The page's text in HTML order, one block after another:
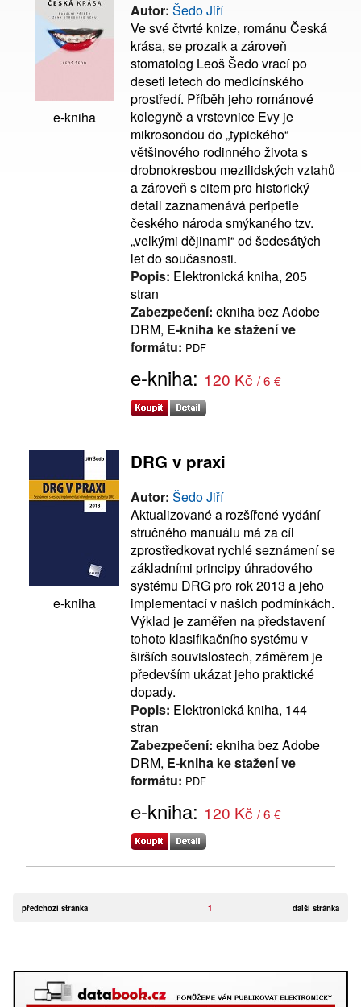
e-kniha
Autor: Šedo Jiří
Ve své čtvrté knize, románu Česká
krása, se prozaik a zároveň
stomatolog Leoš Šedo vrací po
deseti letech do medicínského
prostředí. Příběh jeho románové
kolegyně a vrstevnice Evy je
mikrosondou do „typického“
většinového rodinného života s
drobnokresbou mezilidských vztahů
a zároveň s citem pro historický
detail zaznamenává peripetie
českého národa smýkaného tzv.
„velkými dějinami“ od šedesátých
let do současnosti.
Popis: Elektronická kniha, 205
stran
Zabezpečení: ekniha bez Adobe
DRM, E-kniha ke stažení ve
formátu: PDF
e-kniha: 120 Kč / 6 €
e-kniha
DRG v praxi
Autor: Šedo Jiří
Aktualizované a rozšířené vydání
stručného manuálu má za cíl
zprostředkovat rychlé seznámení se
základními principy úhradového
systému DRG pro rok 2013 a jeho
implementací v našich podmínkách.
Výklad je zaměřen na představení
tohoto klasifikačního systému v
širších souvislostech, záměrem je
především ukázat jeho praktické
dopady.
Popis: Elektronická kniha, 144
stran
Zabezpečení: ekniha bez Adobe
DRM, E-kniha ke stažení ve
formátu: PDF
e-kniha: 120 Kč / 6 €
další stránka
předchozí stránka 1